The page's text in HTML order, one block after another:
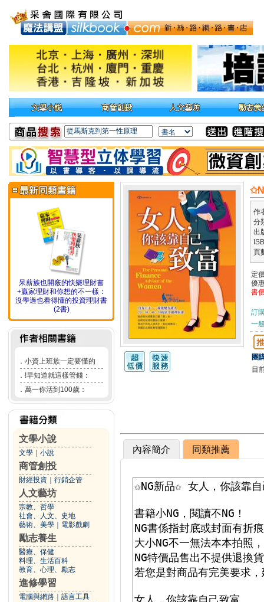
呆薪族也開竅的快樂理財書
+贏家理財和你想的不一樣：
沒學過也看得懂的投資理財書
(2書)
． 小資上班族一定要懂的
． !早知道就這樣管錢：
． 萬一你活到100歲：
文學小說
文學 小說
商管創投
財經投資 行銷企管
人文藝坊
宗教、哲學
社會、人文、史地
藝術、美學
電影戲劇
勵志養生
醫療、保健
料理、生活百科
教育、心理、勵志
進修學習
電腦與網路
語言工具
作
分
出
頁
定
優
書
訂
一
團
目
內容簡介 同類推薦